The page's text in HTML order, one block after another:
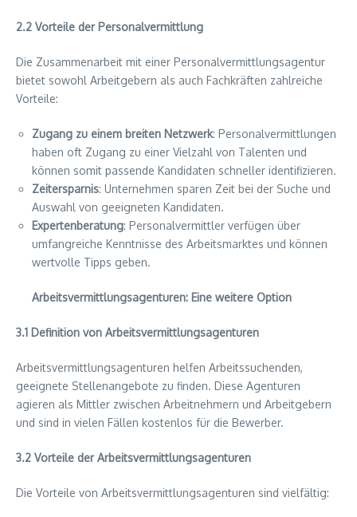
2.2 Vorteile der Personalvermittlung
Die Zusammenarbeit mit einer Personalvermittlungsagentur
bietet sowohl Arbeitgebern als auch Fachkräften zahlreiche
Vorteile:
Zugang zu einem breiten Netzwerk: Personalvermittlungen
haben oft Zugang zu einer Vielzahl von Talenten und
können somit passende Kandidaten schneller identifizieren.
Zeitersparnis: Unternehmen sparen Zeit bei der Suche und
Auswahl von geeigneten Kandidaten.
Expertenberatung: Personalvermittler verfügen über
umfangreiche Kenntnisse des Arbeitsmarktes und können
wertvolle Tipps geben.
Arbeitsvermittlungsagenturen: Eine weitere Option
3.1 Definition von Arbeitsvermittlungsagenturen
Arbeitsvermittlungsagenturen helfen Arbeitssuchenden,
geeignete Stellenangebote zu finden. Diese Agenturen
agieren als Mittler zwischen Arbeitnehmern und Arbeitgebern
und sind in vielen Fällen kostenlos für die Bewerber.
3.2 Vorteile der Arbeitsvermittlungsagenturen
Die Vorteile von Arbeitsvermittlungsagenturen sind vielfältig: